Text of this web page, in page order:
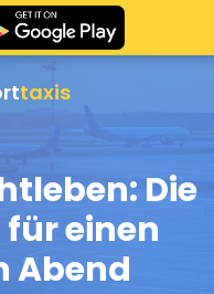
taxis
Die
einen
Abend